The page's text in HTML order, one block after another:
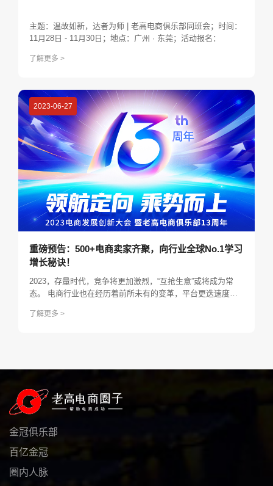
主题：温故如新，达者为师 | 老高电商俱乐部同班会；时间：
11月28日 - 11月30日；地点：广州​ · 东莞；活动报名：
了解更多 >
2023-06-27
重磅预告：500+电商卖家齐聚，向行业全球No.1学习
增长秘诀！
2023，存量时代，竞争将更加激烈，“互抢生意”或将成为常
态。 电商行业也在经历着前所未有的变革，平台更迭速度史
中脱颖而出？如何抓住机遇，乘势而上呢？ 正值老高电商俱
了解更多 >
金冠俱乐部
百亿金冠
圈内人脉